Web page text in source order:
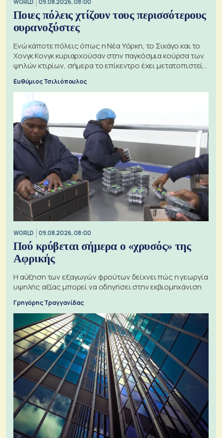
WORLD 09.08.2026, 08:00
Ποιες πόλεις χτίζουν τους περισσότερους
ουρανοξύστες
Ενώ κάποτε πόλεις όπως η Νέα Υόρκη, το Σικάγο και το
Χονγκ Κονγκ κυριαρχούσαν στην παγκόσμια κούρσα των
ψηλών κτιρίων, σήμερα το επίκεντρο έχει μετατοπιστεί
Ευθύμιος Τσιλιόπουλος
WORLD 09.08.2026, 08:00
Πού κρύβεται σήμερα ο «χρυσός» της
Αφρικής
Η αύξηση των εξαγωγών φρούτων δείχνει πώς η γεωργία
υψηλής αξίας μπορεί να οδηγήσει στην εκβιομηχάνιση
Γρηγόρης Τραγγανίδας